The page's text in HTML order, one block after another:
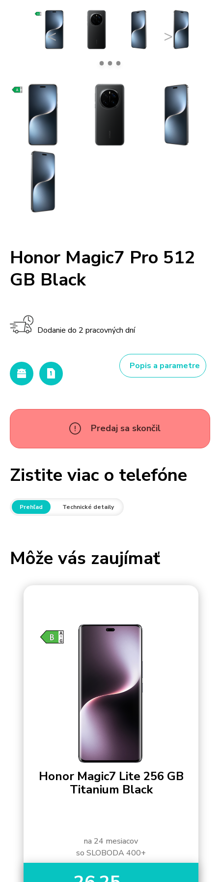
< >
Honor Magic7 Pro 512
GB Black
Dodanie do 2 pracovných dní
Popis a parametre
Predaj sa skončil
Zistite viac o telefóne
Prehľad Technické detaily
Môže vás zaujímať
Honor Magic7 Lite 256 GB
Titanium Black
na 24 mesiacov
so SLOBODA 400+